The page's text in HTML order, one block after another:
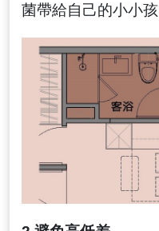
菌帶給自己的小小孩